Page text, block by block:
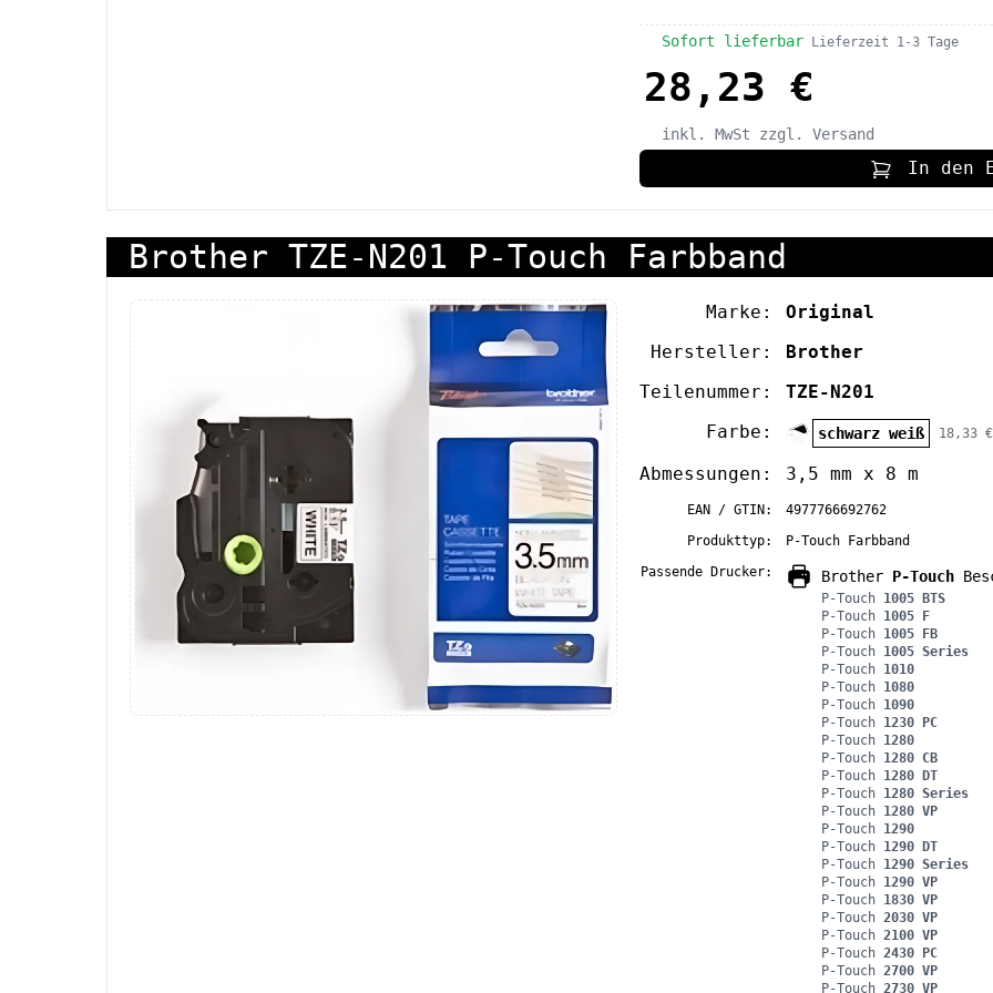
Sofort lieferbar Lieferzeit 1-3 Tage
28,23 €
inkl. MwSt zzgl. Versand
In den
Brother TZE-N201 P-Touch Farbband
Marke:
Original
Hersteller:
Brother
Teilenummer:
TZE-N201
Farbe:
schwarz weiß 18,33 €
Abmessungen: 3,5 mm x 8 m
EAN / GTIN:
4977766692762
Produkttyp:
P-Touch Farbband
Passende Drucker:
Brother P-Touch
P-Touch 1005 BTS
P-Touch 1005 F
P-Touch 1005 FB
P-Touch 1005 Series
P-Touch 1010
P-Touch 1080
P-Touch 1090
P-Touch 1230 PC
P-Touch 1280
P-Touch 1280 CB
P-Touch 1280 DT
P-Touch 1280 Series
P-Touch 1280 VP
P-Touch 1290
P-Touch 1290 DT
P-Touch 1290 Series
P-Touch 1290 VP
P-Touch 1830 VP
P-Touch 2030 VP
P-Touch 2100 VP
P-Touch 2430 PC
P-Touch 2700 VP
P-Touch 2730 VP